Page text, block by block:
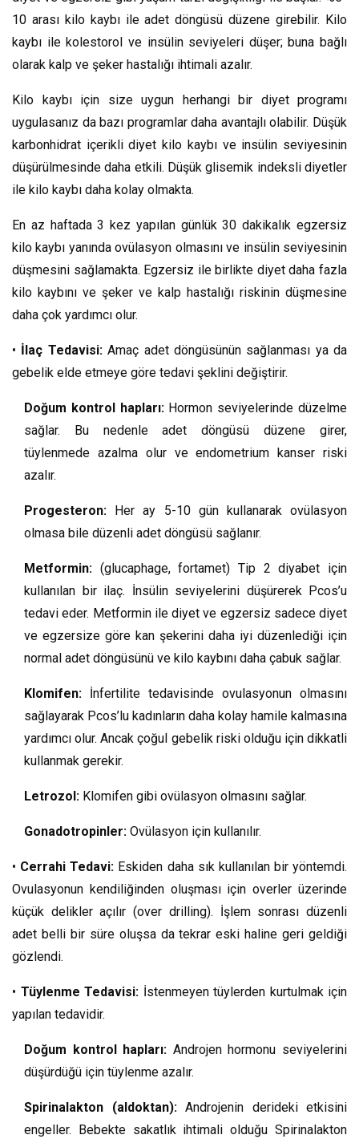
10 arası kilo kaybı ile adet döngüsü düzene girebilir. Kilo
kaybı ile kolestorol ve insülin seviyeleri düşer; buna bağlı
olarak kalp ve şeker hastalığı ihtimali azalır.
Kilo kaybı için size uygun herhangi bir diyet programı
uygulasanız da bazı programlar daha avantajlı olabilir. Düşük
karbonhidrat içerikli diyet kilo kaybı ve insülin seviyesinin
düşürülmesinde daha etkili. Düşük glisemik indeksli diyetler
ile kilo kaybı daha kolay olmakta.
En az haftada 3 kez yapılan günlük 30 dakikalık egzersiz
kilo kaybı yanında ovülasyon olmasını ve insülin seviyesinin
düşmesini sağlamakta. Egzersiz ile birlikte diyet daha fazla
kilo kaybını ve şeker ve kalp hastalığı riskinin düşmesine
daha çok yardımcı olur.
• İlaç Tedavisi:Amaç adet döngüsünün sağlanması ya da
gebelik elde etmeye göre tedavi şeklini değiştirir.
Doğum kontrol hapları:Hormon seviyelerinde düzelme
sağlar. Bu nedenle adet döngüsü düzene girer,
tüylenmede azalma olur ve endometrium kanser riski
azalır.
Progesteron: Her ay 5-10 gün kullanarak ovülasyon
olmasa bile düzenli adet döngüsü sağlanır.
Metformin: (glucaphage, fortamet) Tip 2 diyabet için
kullanılan bir ilaç. İnsülin seviyelerini düşürerek Pcos’u
tedavi eder. Metformin ile diyet ve egzersiz sadece diyet
ve egzersize göre kan şekerini daha iyi düzenlediği için
normal adet döngüsünü ve kilo kaybını daha çabuk sağlar.
Klomifen: İnfertilite tedavisinde ovulasyonun olmasını
sağlayarak Pcos’lu kadınların daha kolay hamile kalmasına
yardımcı olur. Ancak çoğul gebelik riski olduğu için dikkatli
kullanmak gerekir.
Letrozol: Klomifen gibi ovülasyon olmasını sağlar.
Gonadotropinler: Ovülasyon için kullanılır.
• Cerrahi Tedavi: Eskiden daha sık kullanılan bir yöntemdi.
Ovulasyonun kendiliğinden oluşması için overler üzerinde
küçük delikler açılır (over drilling). İşlem sonrası düzenli
adet belli bir süre oluşsa da tekrar eski haline geri geldiği
gözlendi.
• Tüylenme Tedavisi: İstenmeyen tüylerden kurtulmak için
yapılan tedavidir.
Doğum kontrol hapları: Androjen hormonu seviyelerini
düşürdüğü için tüylenme azalır.
Spirinalakton (aldoktan):Androjenin derideki etkisini
engeller. Bebekte sakatlık ihtimali olduğu Spirinalakton